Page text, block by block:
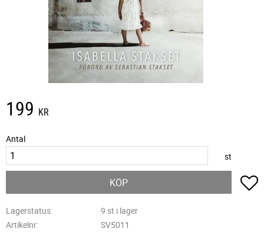
199 KR
Antal
st
KÖP
Lagerstatus
9 st i lager
Artikelnr
SV5011